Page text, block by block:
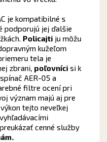
je kompatibilné s
podporujú jej ďalšie
Policajtiju môžu
kužeľom
tela je
zbrani, poľovnícisi k
AER-05 a
filtre ocení pri
význam majú aj pre
tejto neveľkej
cenné služby